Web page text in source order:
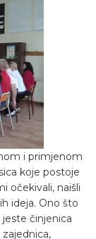
i primjenom
koje postoje
očekivali, naišli
ideja. Ono što
činjenica